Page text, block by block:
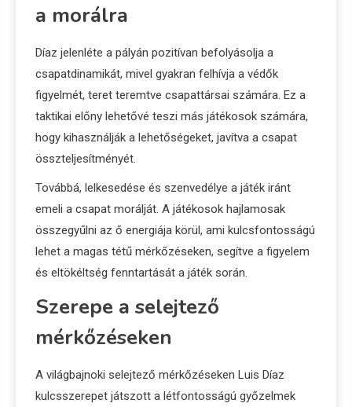
a morálra
Díaz jelenléte a pályán pozitívan befolyásolja a
csapatdinamikát, mivel gyakran felhívja a védők
figyelmét, teret teremtve csapattársai számára. Ez a
taktikai előny lehetővé teszi más játékosok számára,
hogy kihasználják a lehetőségeket, javítva a csapat
összteljesítményét.
Továbbá, lelkesedése és szenvedélye a játék iránt
emeli a csapat morálját. A játékosok hajlamosak
összegyűlni az ő energiája körül, ami kulcsfontosságú
lehet a magas tétű mérkőzéseken, segítve a figyelem
és eltökéltség fenntartását a játék során.
Szerepe a selejtező
mérkőzéseken
A világbajnoki selejtező mérkőzéseken Luis Díaz
kulcsszerepet játszott a létfontosságú győzelmek